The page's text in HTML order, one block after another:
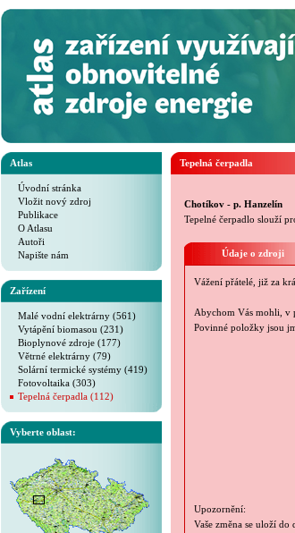
Atlas
Úvodní stránka
Vložit nový zdroj
Publikace
O Atlasu
Autoři
Napište nám
Zařízení
Malé vodní elektrárny (561)
Vytápění biomasou (231)
Bioplynové zdroje (177)
Větrné elektrárny (79)
Solární termické systémy (419)
Fotovoltaika (303)
Tepelná čerpadla (112)
Vyberte oblast:
Tepelná čerpadla
Chotíkov - p. Hanzelín
Tepelné čerpadlo slouží
Údaje o zdroji
Vážení přátelé, již za
Abychom Vás mohli, v
Povinné položky jsou
Upozornění:
Vaše změna se uloží